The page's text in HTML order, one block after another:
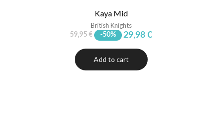
Kaya Mid
British Knights
59,95 € -50% 29,98 €
Add to cart